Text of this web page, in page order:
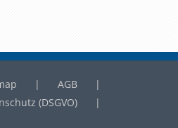
AGB
(DSGVO)